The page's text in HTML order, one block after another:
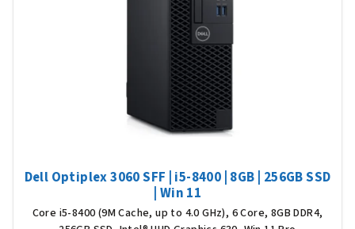
Dell Optiplex 3060 SFF | i5-8400 | 8GB | 256GB SSD
| Win 11
Core i5-8400 (9M Cache, up to 4.0 GHz), 6 Core, 8GB DDR4,